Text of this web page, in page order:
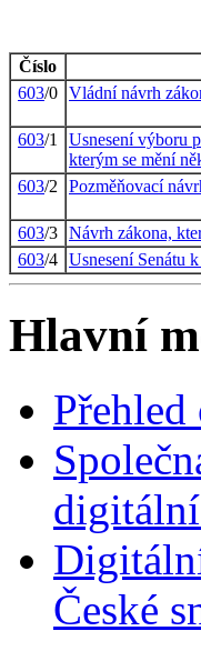
Číslo
603/0 Vládní návrh
603/1
Usnesení výboru
kterým se mění
603/2 Pozměňovací
603/3 Návrh zákona,
603/4 Usnesení Senátu
Hlavní
Přehled
České